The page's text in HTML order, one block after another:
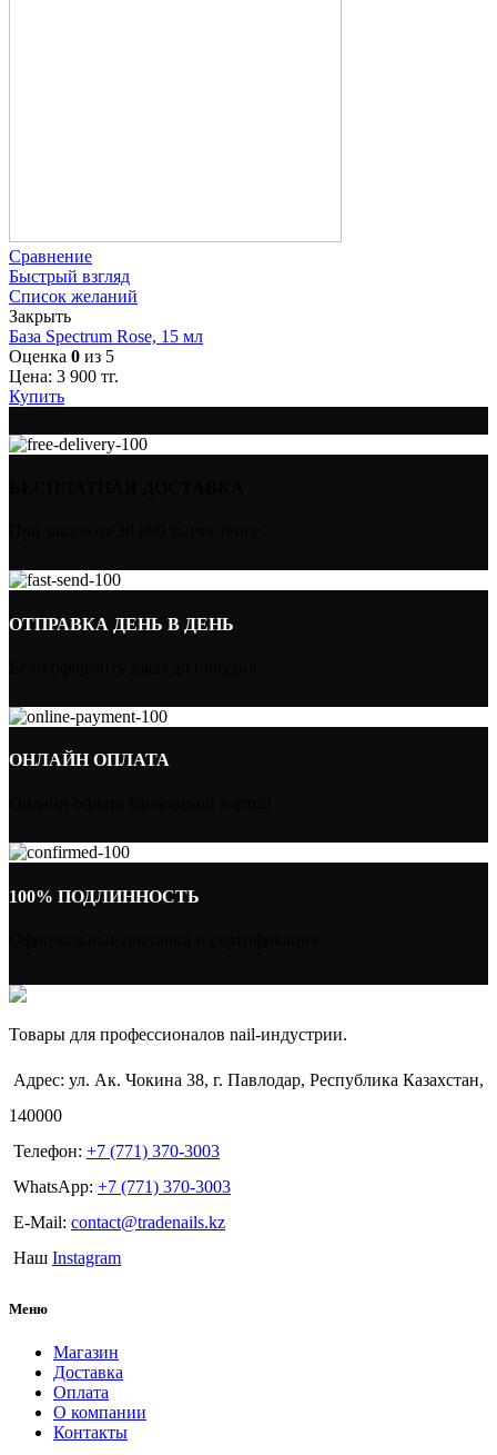
Сравнение
Быстрый взгляд
Список желаний
Закрыть
База Spectrum Rose, 15 мл
Оценка 0 из 5
Цена: 3 900 тг.
Купить
ОТПРАВКА ДЕНЬ В ДЕНЬ
ОНЛАЙН ОПЛАТА
100% ПОДЛИННОСТЬ
Товары для профессионалов nail-индустрии.
Адрес: ул. Ак. Чокина 38, г. Павлодар, Республика Казахстан,
140000
Телефон: +7 (771) 370-3003
WhatsApp: +7 (771) 370-3003
E-Mail: contact@tradenails.kz
Наш Instagram
Меню
Магазин
Доставка
Оплата
О компании
Контакты